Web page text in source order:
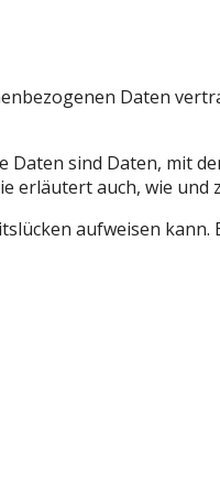
Daten
sind Daten, mit
auch, wie und
aufweisen kann.